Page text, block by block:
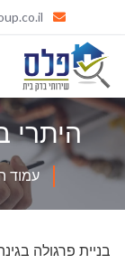
היתרי
עמוד
בניית פרגולה